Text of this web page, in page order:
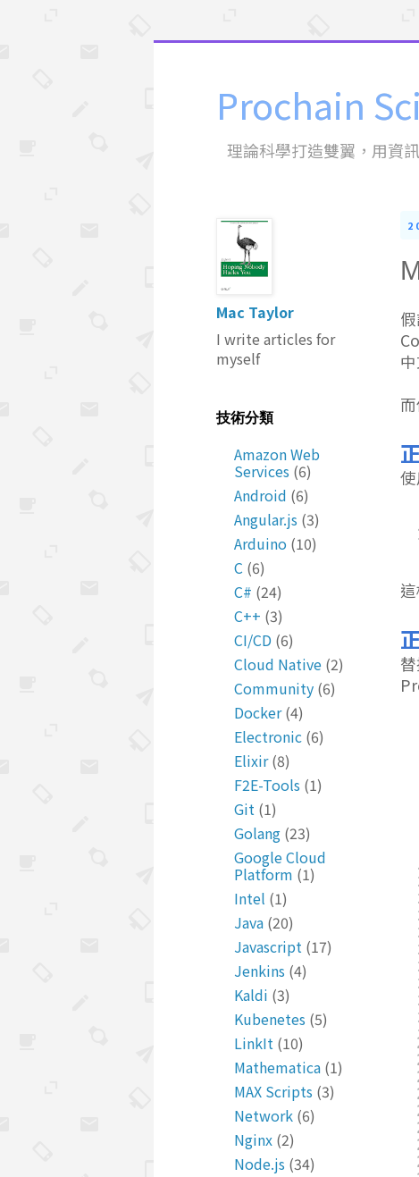
Prochain
理論科學打造雙翼，用資
Mac Taylor
I write articles for
myself
技術分類
Amazon Web
Services (6)
Android (6)
Angular.js (3)
Arduino (10)
C (6)
C# (24)
C++ (3)
CI/CD (6)
Cloud Native (2)
Community (6)
Docker (4)
Electronic (6)
Elixir (8)
F2E-Tools (1)
Git (1)
Golang (23)
Google Cloud
Platform (1)
Intel (1)
Java (20)
Javascript (17)
Jenkins (4)
Kaldi (3)
Kubenetes (5)
LinkIt (10)
Mathematica (1)
MAX Scripts (3)
Network (6)
Nginx (2)
Node.js (34)